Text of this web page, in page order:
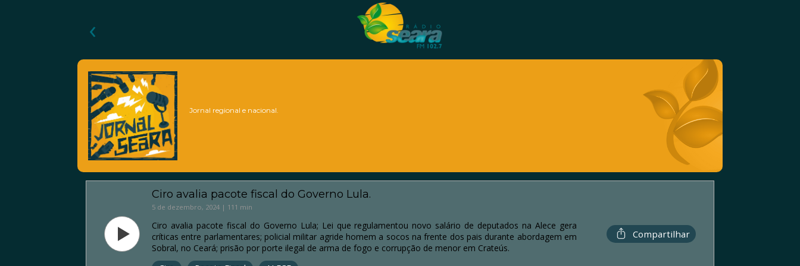
‹
Jornal regional e nacional.
Ciro avalia pacote fiscal do Governo Lula.
5 de dezembro, 2024 | 111 min
Ciro avalia pacote fiscal do Governo Lula; Lei que regulamentou novo salário de deputados na Alece gera
críticas entre parlamentares; policial militar agride homem a socos na frente dos pais durante abordagem em
Sobral, no Ceará; prisão por porte ilegal de arma de fogo e corrupção de menor em Crateús.
Compartilhar